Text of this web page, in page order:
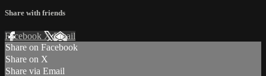
Share with friends
Facebook XEmail
Share on Facebook
Share on X
Share via Email